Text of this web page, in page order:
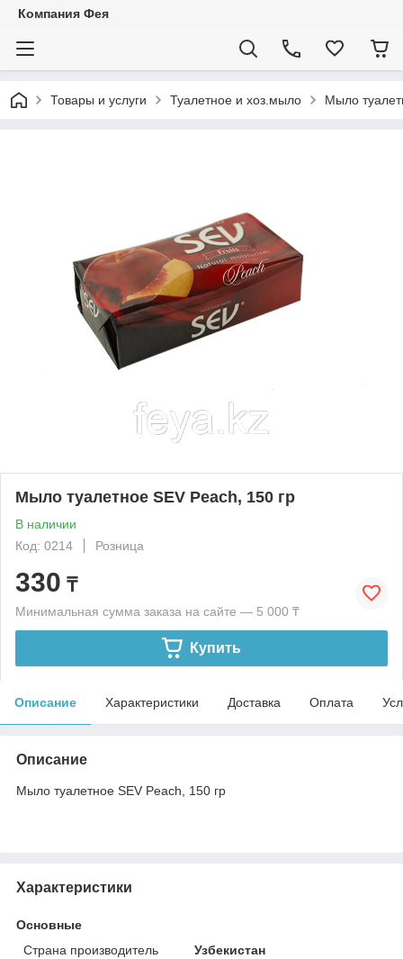
Компания Фея
Товары и услуги Туалетное и хоз.мыло Мыло
Мыло туалетное SEV Peach, 150 гр
В наличии
Код: 0214
Розница
330 ₸
Минимальная сумма заказа на сайте — 5 000 ₸
Купить
Описание Характеристики Доставка Оплата
Описание
Мыло туалетное SEV Peach, 150 гр
Характеристики
Основные
Страна производитель
Узбекистан